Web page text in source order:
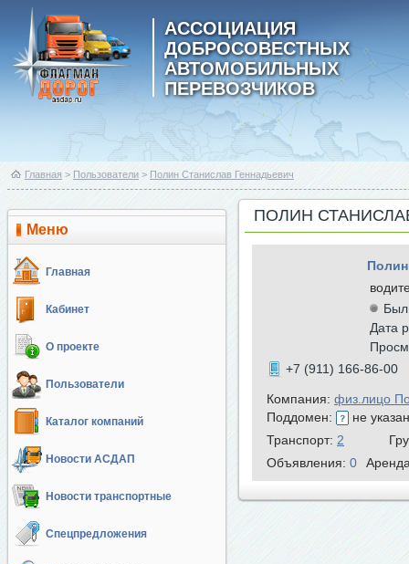
АССОЦИАЦИЯ
ДОБРОСОВЕСТНЫХ
АВТОМОБИЛЬНЫХ
ПЕРЕВОЗЧИКОВ
Главная > Пользователи > Полин Станислав Геннадьевич
Меню
Главная
Кабинет
О проекте
Пользователи
Каталог компаний
Новости АСДАП
Новости транспортные
Спецпредложения
ПОЛИН
Был
Дата
+7 (911) 166-86-00
Компания: физ.лицо
Поддомен:
не
Транспорт: 2
Объявления: 0